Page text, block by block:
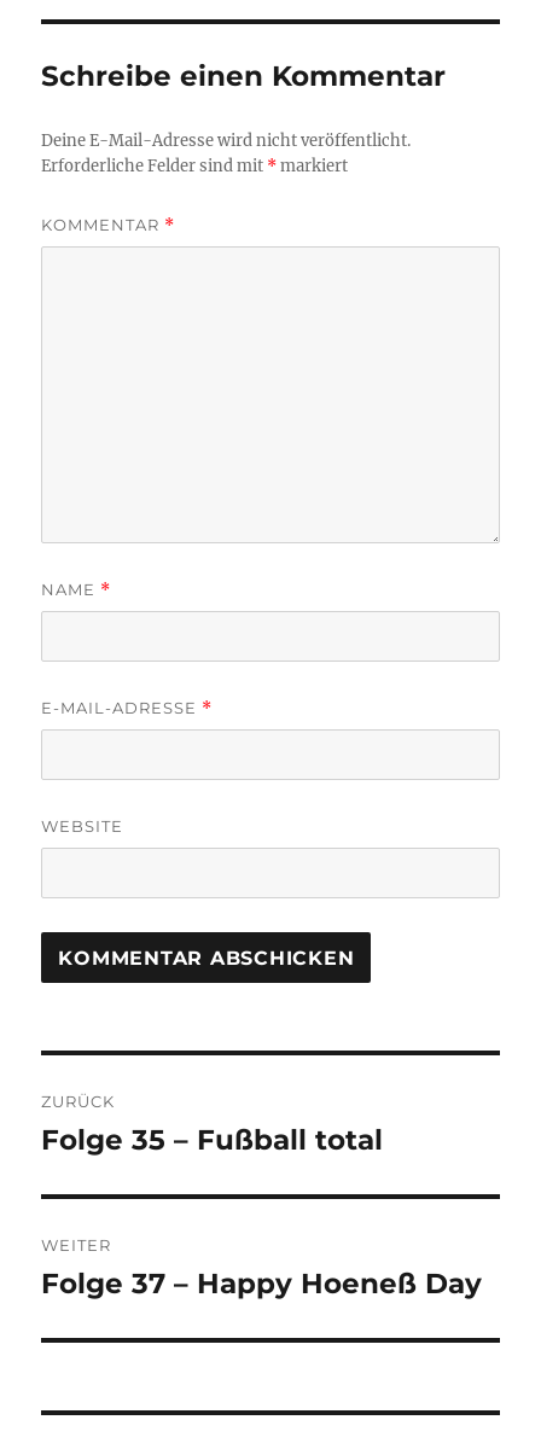
Schreibe einen Kommentar
Deine E-Mail-Adresse wird nicht veröffentlicht.
Erforderliche Felder sind mit *markiert
KOMMENTAR *
NAME *
E-MAIL-ADRESSE *
WEBSITE
ZURÜCK
Vorheriger
Folge 35 – Fußball total
WEITER
Nächster
Folge 37 – Happy Hoeneß Day